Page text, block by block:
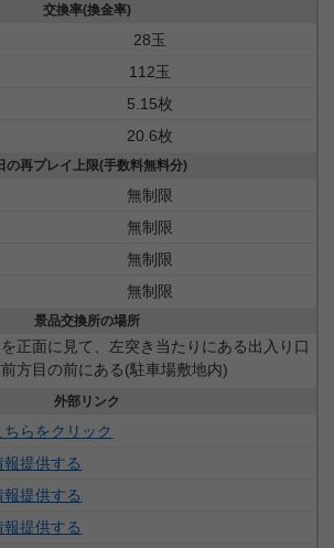
交換率(換金率)
28玉
112玉
5.15枚
20.6枚
の再プレイ上限(手数料無料分)
無制限
無制限
無制限
無制限
景品交換所の場所
正面に見て、左突き当たりにある出入り口
方目の前にある(駐車場敷地内)
外部リンク
ちらをクリック
報提供する
報提供する
報提供する